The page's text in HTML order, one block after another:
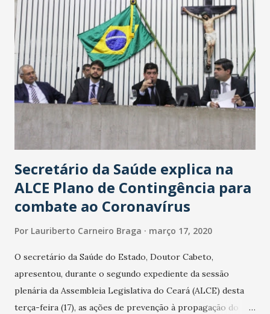
Secretário da Saúde explica na
ALCE Plano de Contingência para
combate ao Coronavírus
Por Lauriberto Carneiro Braga março 17, 2020
O secretário da Saúde do Estado, Doutor Cabeto,
apresentou, durante o segundo expediente da sessão
plenária da Assembleia Legislativa do Ceará (ALCE) desta
terça-feira (17), as ações de prevenção à propagação do